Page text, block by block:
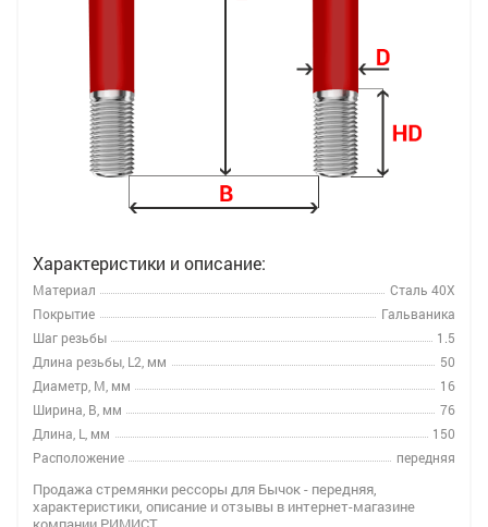
Характеристики и описание:
Материал
Сталь 40Х
Покрытие
Гальваника
Шаг резьбы
1.5
Длина резьбы, L2, мм
50
Диаметр, M, мм
16
Ширина, B, мм
76
Длина, L, мм
150
Расположение
передняя
Продажа стремянки рессоры для Бычок - передняя,
характеристики, описание и отзывы в интернет-магазине